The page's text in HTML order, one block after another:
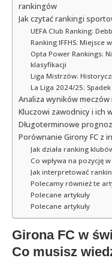
rankingów
Jak czytać rankingi
UEFA Club Ranking:
Ranking IFFHS: Miejsce
Opta Power Rankings:
klasyfikacji
Liga Mistrzów:
La Liga 2024/25:
Analiza wyników
Kluczowi zawodnicy i ich
Długoterminowe
Porównanie Girony FC z
Jak działa ranking
Co wpływa na pozycję w
Jak interpretować
Polecamy również te
Polecane artykuły
Polecane artykuły
Girona FC w
Co musisz